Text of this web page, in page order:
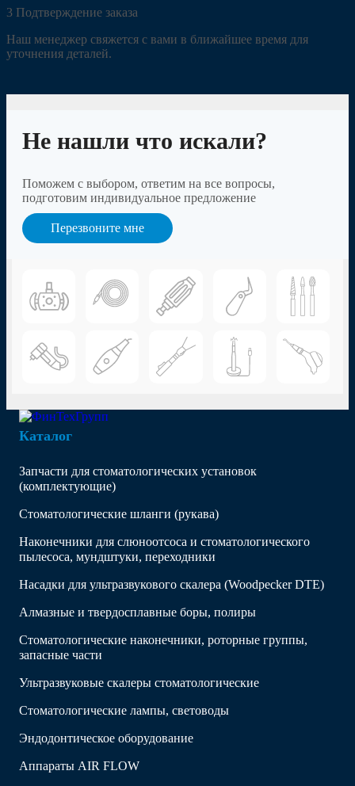
3 Подтверждение заказа
Наш менеджер свяжется с вами в ближайшее время для
уточнения деталей.
Не нашли что искали?
Поможем с выбором, ответим на все вопросы,
подготовим индивидуальное предложение
Перезвоните мне
Каталог
Запчасти для стоматологических установок
(комплектующие)
Стоматологические шланги (рукава)
Наконечники для слюноотсоса и стоматологического
пылесоса, мундштуки, переходники
Насадки для ультразвукового скалера (Woodpecker DTE)
Алмазные и твердосплавные боры, полиры
Стоматологические наконечники, роторные группы,
запасные части
Ультразвуковые скалеры стоматологические
Стоматологические лампы, световоды
Эндодонтическое оборудование
Аппараты AIR FLOW